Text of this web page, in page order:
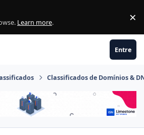
Learn more. ×
Entre
Classificados de Domínios &